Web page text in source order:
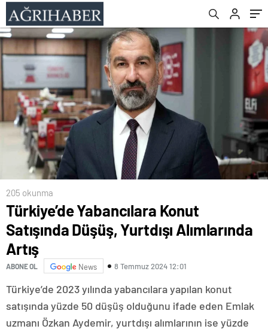
205 okunma
Türkiye’de Yabancılara Konut
Satışında Düşüş, Yurtdışı Alımlarında
Artış
ABONE OL News 8 Temmuz 2024 12:01
Türkiye’de 2023 yılında yabancılara yapılan konut
satışında yüzde 50 düşüş olduğunu ifade eden Emlak
uzmanı Özkan Aydemir, yurtdışı alımlarının ise yüzde